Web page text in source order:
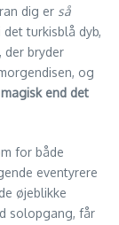
dig er så
turkisblå dyb,
bryder
og
end det
for både
eventyrere
øjeblikke
solopgang, får